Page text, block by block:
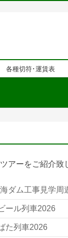
各種切符･運賃表
アーをご紹介致
ダム工事見学周
ール列車2026
た列車2026